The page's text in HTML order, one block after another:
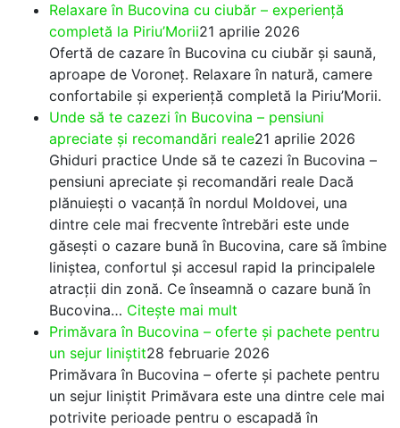
Relaxare în Bucovina cu ciubăr – experiență
completă la Piriu’Morii21 aprilie 2026
Ofertă de cazare în Bucovina cu ciubăr și saună,
aproape de Voroneț. Relaxare în natură, camere
confortabile și experiență completă la Piriu’Morii.
Unde să te cazezi în Bucovina – pensiuni
apreciate și recomandări reale21 aprilie 2026
Ghiduri practice Unde să te cazezi în Bucovina –
pensiuni apreciate și recomandări reale Dacă
plănuiești o vacanță în nordul Moldovei, una
dintre cele mai frecvente întrebări este unde
găsești o cazare bună în Bucovina, care să îmbine
liniștea, confortul și accesul rapid la principalele
atracții din zonă. Ce înseamnă o cazare bună în
Bucovina… Citește mai mult
Unde
să
te
cazezi
în
Primăvara în Bucovina – oferte și pachete pentru
un sejur liniștit28 februarie 2026
Primăvara în Bucovina – oferte și pachete pentru
un sejur liniștit Primăvara este una dintre cele mai
potrivite perioade pentru o escapadă în